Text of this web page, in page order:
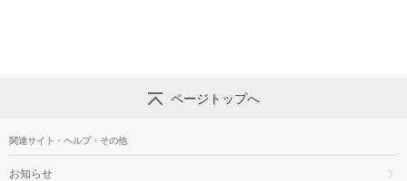
ページトップへ
関連サイト・ヘルプ・その他
お知らせ